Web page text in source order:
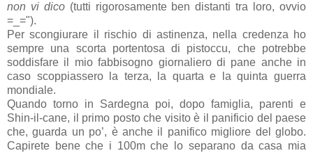
non vi dico(tutti rigorosamente ben distanti tra loro, ovvio
=_=").
Per scongiurare il rischio di astinenza, nella credenza ho
sempre una scorta portentosa di pistoccu, che potrebbe
soddisfare il mio fabbisogno giornaliero di pane anche in
caso scoppiassero la terza, la quarta e la quinta guerra
mondiale.
Quando torno in Sardegna poi, dopo famiglia, parenti e
Shin-il-cane, il primo posto che visito è il panificio del paese
che, guarda un po’, è anche il panifico migliore del globo.
Capirete bene che i 100m che lo separano da casa mia